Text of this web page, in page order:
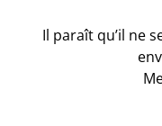
Il paraît qu’il ne